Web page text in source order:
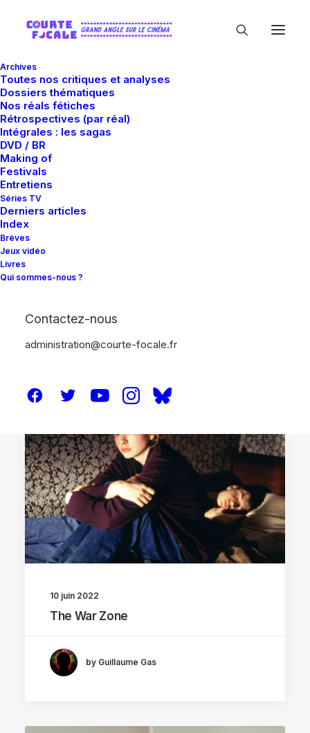
Archives
Toutes nos critiques et analyses
Dossiers thématiques
Nos réals fétiches
Rétrospectives (par réal)
Intégrales : les sagas
DVD / BR
Making of
Festivals
Entretiens
Séries TV
Derniers articles
Index
Brèves
Jeux vidéo
Livres
Qui sommes-nous ?
Contactez-nous
administration@courte-focale.fr
Seamus McGarvey
10 juin 2022
The War Zone
by Guillaume Gas